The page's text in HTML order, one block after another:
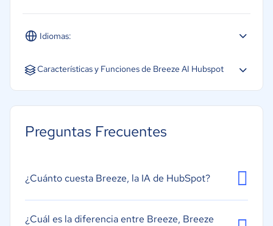
Idiomas:
Español Inglés Portugués
Características y Funciones de Breeze AI Hubspot
Integración con sistemas empresariales
Interacción en lenguaje natural
Memoria y contexto persistente
Preguntas Frecuentes
¿Cuánto cuesta Breeze, la IA de HubSpot?
¿Cuál es la diferencia entre Breeze, Breeze